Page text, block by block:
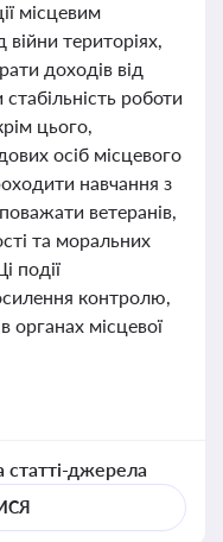
місцевим
територіях,
доходів від
стабільність роботи
цього,
осіб місцевого
навчання з
ветеранів,
та моральних
події
контролю,
органах місцевої
статті-джерела